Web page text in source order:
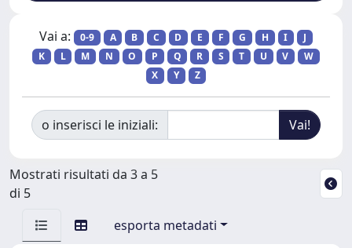
Vai a: 0-9 A B C D E F G H I
J
K
L M N O P Q R S T U V
W
X
Y Z
o inserisci le iniziali:
Mostrati risultati da 3 a 5
di 5
esporta metadati